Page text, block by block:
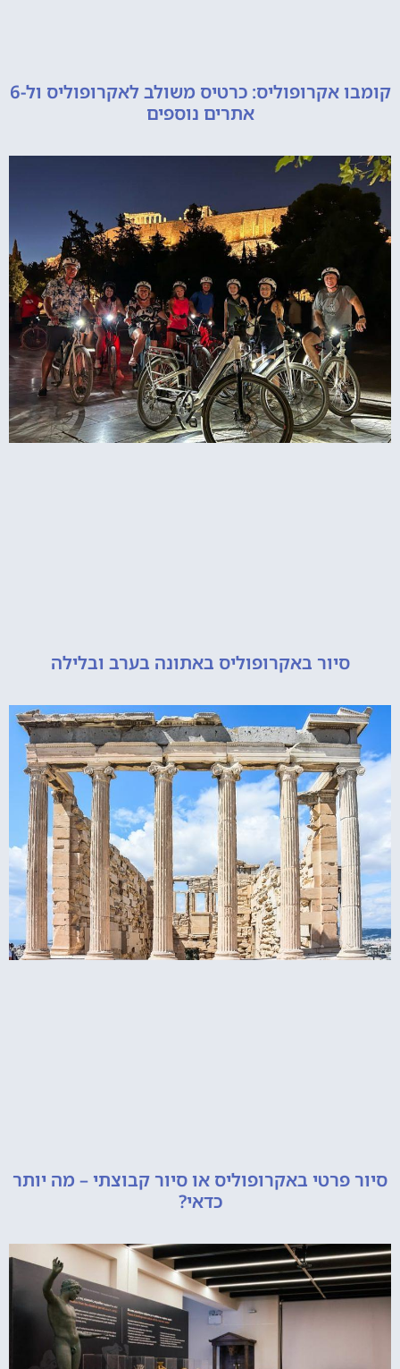
קומבו אקרופוליס: כרטיס משולב לאקרופוליס ול-6
אתרים נוספים
באקרופוליס באתונה בערב ובלילה
באקרופוליס או סיור קבוצתי – מה יותר